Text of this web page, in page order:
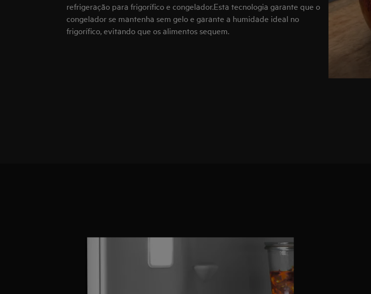
refrigeração para frigorífico e congelador.Esta tecnologia garante que o
congelador se mantenha sem gelo e garante a humidade ideal no
frigorífico, evitando que os alimentos sequem.